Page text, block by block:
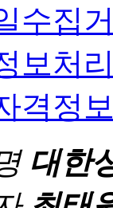
수집
보처
격정
대한